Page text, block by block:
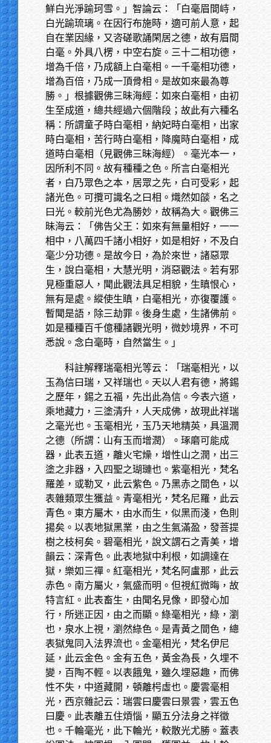
鮮白光淨踰珂雪。」智論云：「白毫眉間峙，
白光踰琉璃。在因行布施時，適可前人意，起
自在業因緣，又咨磋歌誦閑居之德，故有眉間
白毫。外具八楞，中空右旋。三十二相功德，
增為千倍，乃成額上白毫相。一千毫相功德，
增為百倍，乃成一頂骨相。是故如來最為尊
勝。」根據觀佛三昧海經：如來白毫相，由初
生至成道，總共經過六個階段；故此有六種名
稱：所謂童子時白毫相，納妃時白毫相，出家
時白毫相，苦行時白毫相，降魔時白毫相，成
道時白毫相（見觀佛三昧海經）。毫光本一，
因所利不同。故有種種之色。所言白毫相光
者，白乃眾色之本，居眾之先，白可受彩，起
諸光色。可攬可識名之曰相。熾然如燄，名之
曰光。較前光色尤為勝妙，故稱為大。觀佛三
昧海云：「佛告父王：如來有無量相好，一一
相中，八萬四千諸小相好，如是相好，不及白
毫少分功德。是故今日，為於來世，諸惡眾
生，說白毫相，大慧光明，消惡觀法。若有邪
見極重惡人，聞此觀法具足相貌，生瞋恨心，
無有是處。縱使生瞋，白毫相光，亦復覆護。
暫聞是語，除三劫罪。後身生處，生諸佛前。
如是種種百千億種諸觀光明，微妙境界，不可
悉說。念白毫時，自然當生。」
科註解釋瑞毫相光等云：「瑞毫相光，以
玉為信曰瑞，又祥瑞也。天以人君有德，將錫
之歷年，錫之五福，先出此為信。今表六道，
乘地藏力，三塗清升，人天成佛，故現此祥瑞
之毫光也。玉毫相光，玉乃天地精英，具溫潤
之德（所謂：山有玉而增潤）。琢磨可能成
器，此表五道，離火宅燥，增性山之潤，出三
塗之非器，入四聖之瑚璉也。紫毫相光，梵名
羅差，或勒叉，此云紫色。乃黑赤之間色，以
表雜類眾生獲益。青毫相光，梵名尼羅，此云
青色。東方屬木，由水而生，似黑而淺，色則
揚矣。以表地獄黑業，由之生氣滿盈，發菩提
樹之枝柯矣。碧毫相光，說文謂石之青美，增
韻云：深青色。此表地獄中利根，如調達在
獄，樂如三禪。紅毫相光，梵名阿盧那，此云
赤色。南方屬火，氣盛而明。但視紅微晦，故
特言紅。此表畜生，由聞名見像，即發心加
行，所迷正因，由之而顯。綠毫相光，綠，瀏
也，泉水上視，瀏然綠色。是青黃之間色，總
表獄鬼同入法界流也。金毫相光，梵名伊尼
延，此云金色。金有五色，黃金為長，久埋不
變，百陶不輕。以表餓鬼，雖久埋惡趣，而佛
性不失，中道藏開，頓離枵虛也。慶雲毫相
光，西京雜記云：瑞雲曰慶雲曰景雲，雲五色
曰慶。此表離五住煩惱，顯五分法身之祥徵
也。千輪毫光，此下輪光，較散光尤勝。蓋表